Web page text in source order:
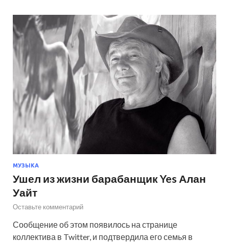
МУЗЫКА
Ушел из жизни барабанщик Yes Алан
Уайт
Оставьте комментарий
Сообщение об этом появилось на странице
коллектива в Twitter, и подтвердила его семья в